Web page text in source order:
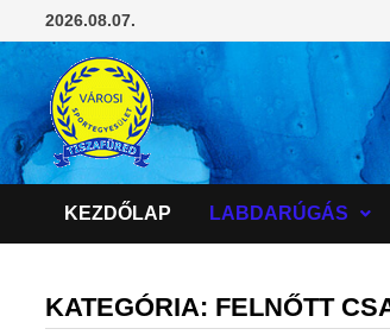
to
2026.08.07.
KEZDŐLAP LABDARÚGÁS
KATEGÓRIA: FELNŐTT